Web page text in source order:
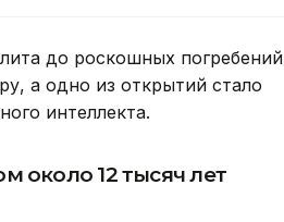
до роскошных погребений
а одно из открытий стало
интеллекта.
около 12 тысяч лет